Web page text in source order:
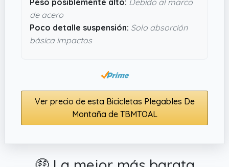
de acero
Poco detalle suspensión: Solo absorción
básica impactos
Ver precio de esta Bicicletas Plegables De
Montaña de TBMTOAL